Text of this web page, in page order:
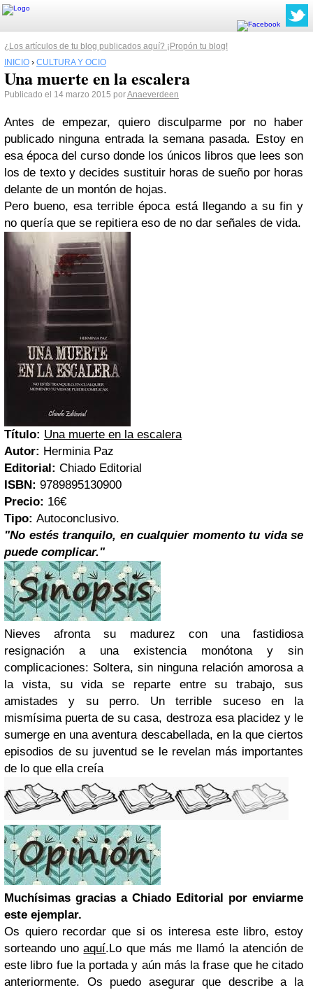
¿Los artículos de tu blog publicados aquí? ¡Propón tu blog!
INICIO › CULTURA Y OCIO
Una muerte en la escalera
Publicado el 14 marzo 2015 porAnaeverdeen
Antes de empezar, quiero disculparme por no haber
publicado ninguna entrada la semana pasada. Estoy en
esa época del curso donde los únicos libros que lees son
los de texto y decides sustituir horas de sueño por horas
delante de un montón de hojas.
Pero bueno, esa terrible época está llegando a su fin y
no quería que se repitiera eso de no dar señales de vida.
Título: Una muerte en la escalera
Autor: Herminia Paz
Editorial: Chiado Editorial
ISBN: 9789895130900
Precio: 16€
Tipo: Autoconclusivo.
"No estés tranquilo, en cualquier momento tu vida se
puede complicar."
Nieves afronta su madurez con una fastidiosa
resignación a una existencia monótona y sin
complicaciones: Soltera, sin ninguna relación amorosa a
la vista, su vida se reparte entre su trabajo, sus
amistades y su perro. Un terrible suceso en la
mismísima puerta de su casa, destroza esa placidez y le
sumerge en una aventura descabellada, en la que ciertos
episodios de su juventud se le revelan más importantes
de lo que ella creía
Muchísimas gracias a Chiado Editorial por enviarme
este ejemplar.
Os quiero recordar que si os interesa este libro, estoy
sorteando unoaquí.Lo que más me llamó la atención de
este libro fue la portada y aún más la frase que he citado
anteriormente. Os puedo asegurar que describe a la